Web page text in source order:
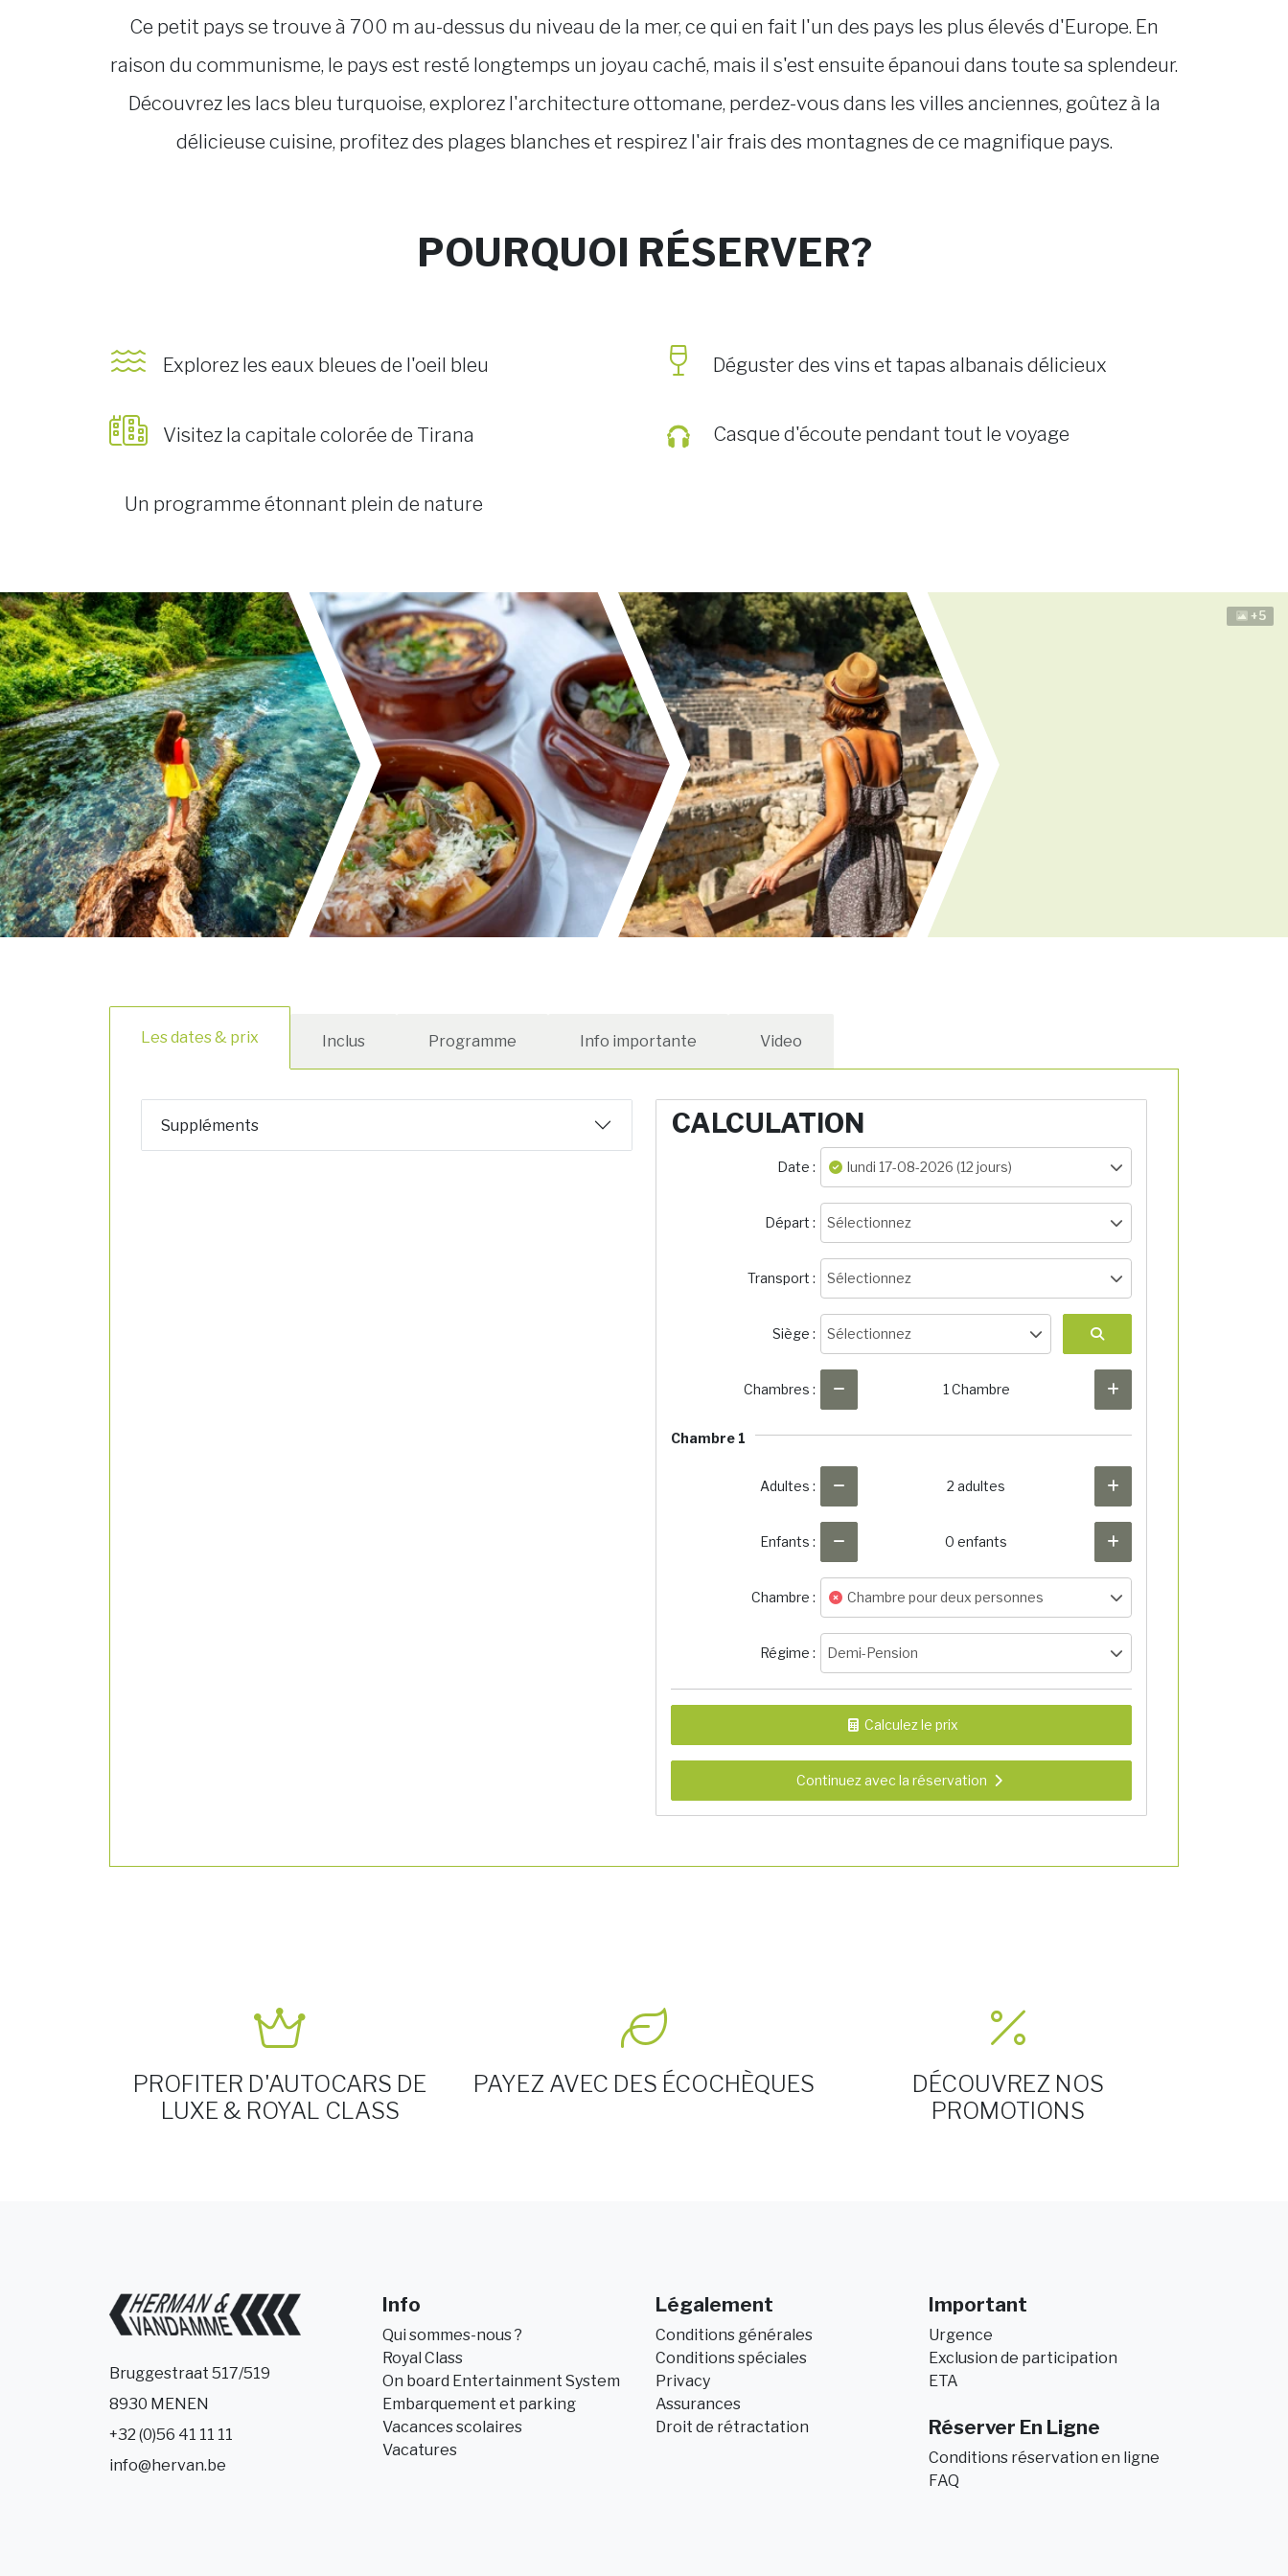
Ce petit pays se trouve à 700 m au-dessus du niveau de la mer, ce qui en fait l'un des pays les plus élevés d'Europe. En
raison du communisme, le pays est resté longtemps un joyau caché, mais il s'est ensuite épanoui dans toute sa splendeur.
Découvrez les lacs bleu turquoise, explorez l'architecture ottomane, perdez-vous dans les villes anciennes, goûtez à la
délicieuse cuisine, profitez des plages blanches et respirez l'air frais des montagnes de ce magnifique pays.
POURQUOI RÉSERVER?
Explorez les eaux bleues de l'oeil bleu
Visitez la capitale colorée de Tirana
Un programme étonnant plein de nature
Déguster des vins et tapas albanais délicieux
Casque d'écoute pendant tout le voyage
+5
Les dates & prix Inclus Programme Info importante Video
Suppléments CALCULATION
Date : lundi 17-08-2026 (12 jours)
Départ : Sélectionnez
Transport : Sélectionnez
Siège : Sélectionnez
Chambres : 1 Chambre
Chambre 1
Adultes : 2 adultes
Enfants : 0 enfants
Chambre : Chambre pour deux personnes
Régime : Demi-Pension
Calculez le prix
Continuez avec la réservation
PROFITER D'AUTOCARS DE
LUXE & ROYAL CLASS
PAYEZ AVEC DES ÉCOCHÈQUES
DÉCOUVREZ NOS
PROMOTIONS
Bruggestraat 517/519
8930 MENEN
+32 (0)56 41 11 11
info@hervan.be
Info
Qui sommes-nous ?
Royal Class
On board Entertainment System
Embarquement et parking
Vacances scolaires
Vacatures
Légalement
Conditions générales
Conditions spéciales
Privacy
Assurances
Droit de rétractation
Important
Urgence
Exclusion de participation
ETA
Réserver En Ligne
Conditions réservation en ligne
FAQ